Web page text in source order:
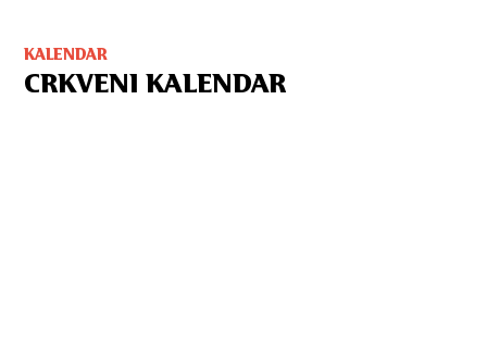
KALENDAR
CRKVENI KALENDAR